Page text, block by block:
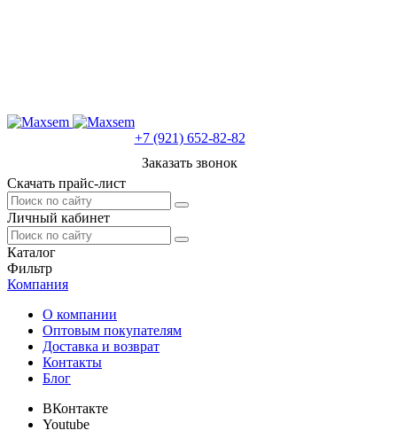
+7 (921) 652-82-82
Заказать звонок
Скачать прайс-лист
Личный кабинет
Каталог
Фильтр
Компания
О компании
Оптовым покупателям
Доставка и возврат
Контакты
Блог
ВКонтакте
Youtube